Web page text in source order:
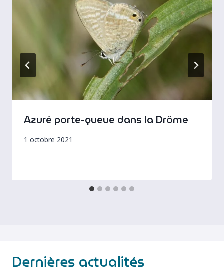
Azuré porte-queue dans la Drôme
1 octobre 2021
Dernières actualités